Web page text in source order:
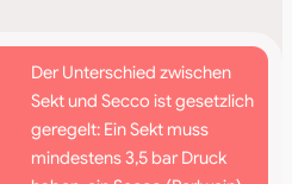
Der Unterschied zwischen
Sekt und Secco ist gesetzlich
geregelt: Ein Sekt muss
mindestens 3,5 bar Druck